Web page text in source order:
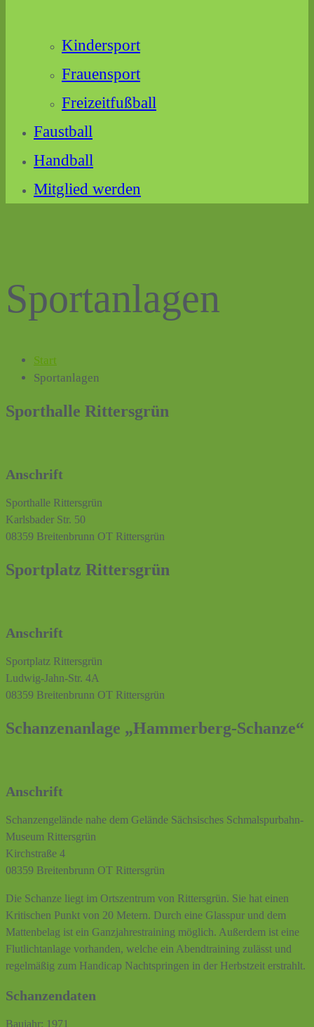
Kindersport
Frauensport
Freizeitfußball
Faustball
Handball
Mitglied werden
Sportanlagen
Start
Sportanlagen
Sporthalle Rittersgrün
Anschrift
Sporthalle Rittersgrün
Karlsbader Str. 50
08359 Breitenbrunn OT Rittersgrün
Sportplatz Rittersgrün
Anschrift
Sportplatz Rittersgrün
Ludwig-Jahn-Str. 4A
08359 Breitenbrunn OT Rittersgrün
Schanzenanlage „Hammerberg-Schanze“
Anschrift
Schanzengelände nahe dem Gelände Sächsisches Schmalspurbahn-
Museum Rittersgrün
Kirchstraße 4
08359 Breitenbrunn OT Rittersgrün
Die Schanze liegt im Ortszentrum von Rittersgrün. Sie hat einen
Kritischen Punkt von 20 Metern. Durch eine Glasspur und dem
Mattenbelag ist ein Ganzjahrestraining möglich. Außerdem ist eine
Flutlichtanlage vorhanden, welche ein Abendtraining zulässt und
regelmäßig zum Handicap Nachtspringen in der Herbstzeit erstrahlt.
Schanzendaten
Baujahr: 1971